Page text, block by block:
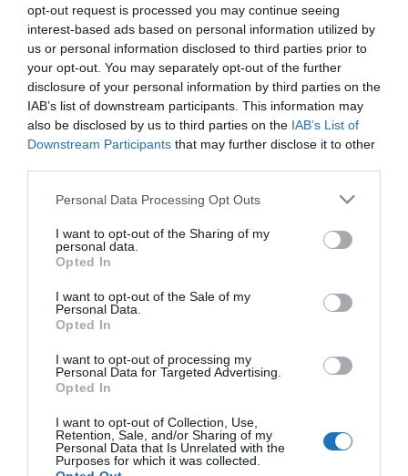
opt-out request is processed you may continue seeing
interest-based ads based on personal information utilized by
us or personal information disclosed to third parties prior to
your opt-out. You may separately opt-out of the further
disclosure of your personal information by third parties on the
IAB’s list of downstream participants. This information may
also be disclosed by us to third parties on the IAB’s List of
Downstream Participants that may further disclose it to other
Please note that this website/app uses one or more Google
not limited to your visit or usage behaviour. You may click to
grant or deny consent to Google and its third-party tags to
use your data for below specified purposes in below Google
consent section.
Personal Data Processing Opt Outs
I want to opt-out of the Sharing of my
personal data.
Opted In
I want to opt-out of the Sale of my
Personal Data.
Opted In
I want to opt-out of processing my
Personal Data for Targeted Advertising.
Opted In
I want to opt-out of Collection, Use,
Retention, Sale, and/or Sharing of my
Personal Data that Is Unrelated with the
Purposes for which it was collected.
TOVÁBBI CIKKEK
HETI BÖLCSESSÉG
"Az ember, aki a tengert nézi, szerelemtől
sújtott gyerek." Jean-Michel Maulpoix
KÖZÖSSÉGÜNK TÉGED IS VÁR!